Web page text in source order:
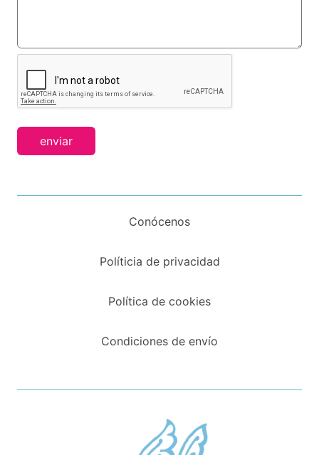
enviar
Conócenos
Políticia de privacidad
Política de cookies
Condiciones de envío